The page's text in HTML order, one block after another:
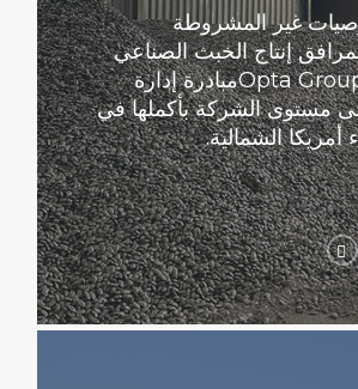
غير المشروطة
إنتاج الخبث الصناعي
وتكويره Opta Groupمبادرة إدارة
مستوى الشركة بأكملها في
أمريكا الشمالية.